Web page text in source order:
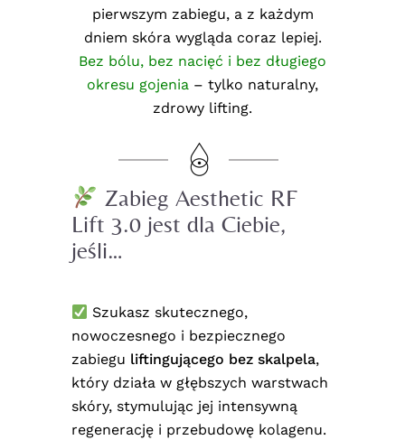
pierwszym zabiegu, a z każdym
dniem skóra wygląda coraz lepiej.
Bez bólu, bez nacięć i bez długiego
okresu gojenia – tylko naturalny,
zdrowy lifting.
Zabieg Aesthetic RF
Lift 3.0 jest dla Ciebie,
jeśli…
Szukasz skutecznego,
nowoczesnego i bezpiecznego
zabiegu liftingującego bez skalpela,
który działa w głębszych warstwach
skóry, stymulując jej intensywną
regenerację i przebudowę kolagenu.